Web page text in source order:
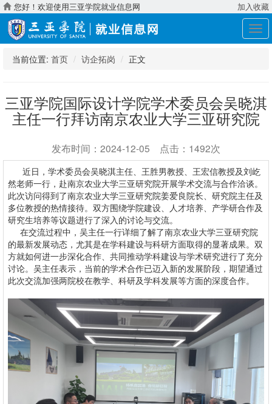
您好！欢迎使用三亚学院就业信息网 加入收藏
展
开
当前位置: 首页 访企拓岗 正文
三亚学院国际设计学院学术委员会吴晓淇
主任一行拜访南京农业大学三亚研究院
发布时间：2024-12-05 点击：1492次
近日，学术委员会吴晓淇主任、王胜男教授、王宏信教授及刘屹
然老师一行，赴南京农业大学三亚研究院开展学术交流与合作洽谈。
此次访问得到了南京农业大学三亚研究院姜爱良院长、研究院主任及
多位教授的热情接待。双方围绕学院建设、人才培养、产学研合作及
研究生培养等议题进行了深入的讨论与交流。
在交流过程中，吴主任一行详细了解了南京农业大学三亚研究院
的最新发展动态，尤其是在学科建设与科研方面取得的显著成果。双
方就如何进一步深化合作、共同推动学科建设与学术研究进行了充分
讨论。吴主任表示，当前的学术合作已迈入新的发展阶段，期望通过
此次交流加强两院校在教学、科研及学科发展等方面的深度合作。